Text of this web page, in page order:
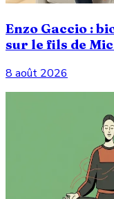
Enzo Gaccio :
sur le fils de
8 août 2026